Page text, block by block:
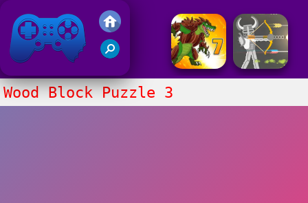
Juegos Friv 2017
Wood Block Puzzle 3